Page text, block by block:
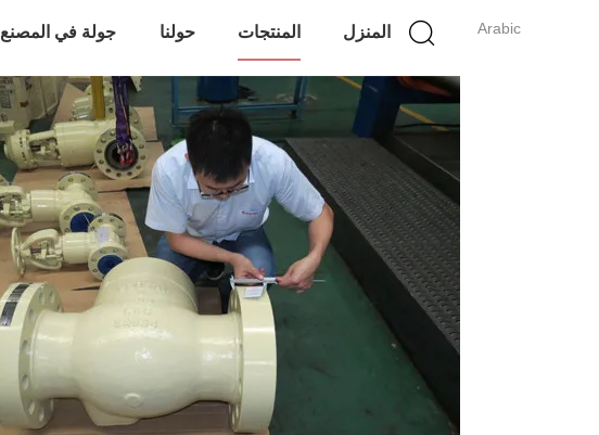
Arabic المنزل المنتجات حولنا جولة في المصنع